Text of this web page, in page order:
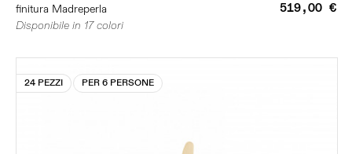
finitura Madreperla
519,00 €
Disponibile in 17 colori
24 PEZZI PER 6 PERSONE